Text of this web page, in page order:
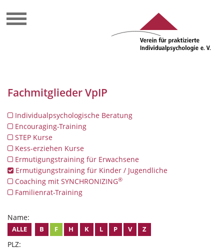
Fachmitglieder VpIP
Individualpsychologische Beratung
Encouraging-Training
STEP Kurse
Kess-erziehen Kurse
Ermutigungstraining für Erwachsene
Ermutigungstraining für Kinder / Jugendliche
Coaching mit SYNCHRONIZING®
Familienrat-Training
Name:
ALLE B F H K L P V Z
PLZ: